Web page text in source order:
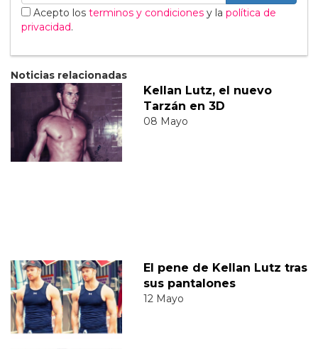
Acepto los terminos y condiciones y la política de
privacidad.
Noticias relacionadas
Kellan Lutz, el nuevo
Tarzán en 3D
08 Mayo
El pene de Kellan Lutz tras
sus pantalones
12 Mayo